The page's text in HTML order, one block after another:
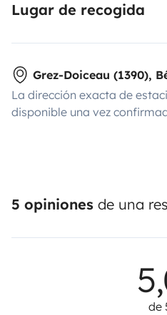
Lugar de recogida
Grez-Doiceau (1390),
La dirección exacta de
disponible una vez
5 opiniones de una
de